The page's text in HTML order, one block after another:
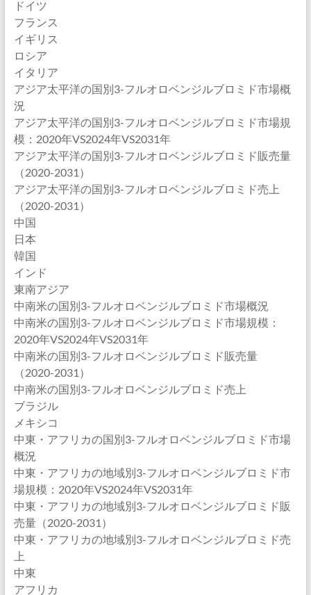
ドイツ
フランス
イギリス
ロシア
イタリア
アジア太平洋の国別3-フルオロベンジルブロミド市場概
況
アジア太平洋の国別3-フルオロベンジルブロミド市場規
模：2020年VS2024年VS2031年
アジア太平洋の国別3-フルオロベンジルブロミド販売量
（2020-2031）
アジア太平洋の国別3-フルオロベンジルブロミド売上
（2020-2031）
中国
日本
韓国
インド
東南アジア
中南米の国別3-フルオロベンジルブロミド市場概況
中南米の国別3-フルオロベンジルブロミド市場規模：
2020年VS2024年VS2031年
中南米の国別3-フルオロベンジルブロミド販売量
（2020-2031）
中南米の国別3-フルオロベンジルブロミド売上
ブラジル
メキシコ
中東・アフリカの国別3-フルオロベンジルブロミド市場
概況
中東・アフリカの地域別3-フルオロベンジルブロミド市
場規模：2020年VS2024年VS2031年
中東・アフリカの地域別3-フルオロベンジルブロミド販
売量（2020-2031）
中東・アフリカの地域別3-フルオロベンジルブロミド売
上
中東
アフリカ